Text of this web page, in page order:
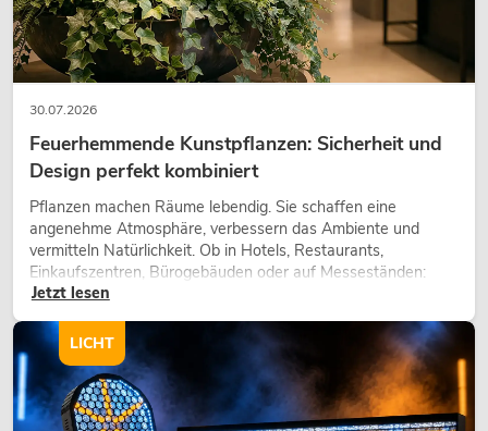
30.07.2026
Feuerhemmende Kunstpflanzen: Sicherheit und
Design perfekt kombiniert
Pflanzen machen Räume lebendig. Sie schaffen eine
angenehme Atmosphäre, verbessern das Ambiente und
vermitteln Natürlichkeit. Ob in Hotels, Restaurants,
Einkaufszentren, Bürogebäuden oder auf Messeständen:
eine hochwertige Begrünung gehört heute längst zum
modernen Raumkonzept.
Jetzt lesen
LICHT